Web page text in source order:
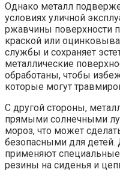
Однако металл
условиях уличной
ржавчины поверхности
краской или
службы и сохраняет
металлические
обработаны, чтобы
которые могут
С другой стороны,
прямыми солнечными
мороз, что может
безопасными для
применяют специальные
резины на сиденья и